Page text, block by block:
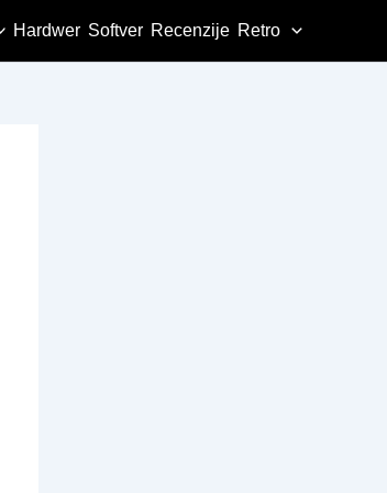
Hardwer Softver Recenzije Retro